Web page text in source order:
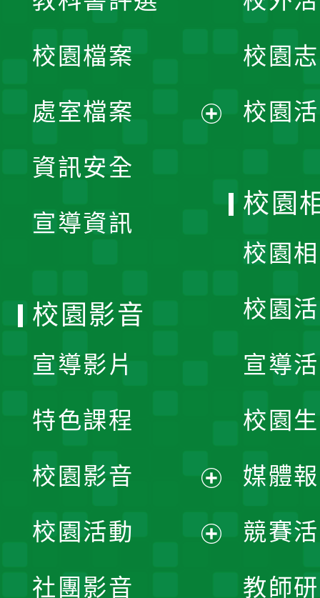
單
校園檔案
處室檔案
資訊安全
宣導資訊
校園
校園
校園
校園
校園
宣導
校園
媒體
競賽
教師
校園影音
宣導影片
特色課程
校園影音
開
校園活動
社團影音